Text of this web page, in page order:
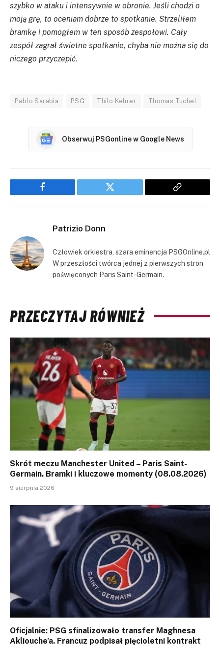
szybko w ataku i intensywnie w obronie. Jeśli chodzi o
moją grę, to oceniam dobrze to spotkanie. Strzeliłem
bramkę i pomogłem w ten sposób zespołowi. Cały
zespół zagrał świetne spotkanie, chyba nie można się do
niczego przyczepić.
Pablo Sarabia PSG Thilo Kehrer Thomas Tuchel
Obserwuj PSGonline w Google News
Facebook Twitter
Copy
Patrizio Donn
Człowiek orkiestra, szara eminencja PSGOnline.pl
W przeszłości twórca jednej z pierwszych stron
poświęconych Paris Saint-Germain.
PRZECZYTAJ RÓWNIEŻ
Skrót meczu Manchester United – Paris Saint-
Germain. Bramki i kluczowe momenty (08.08.2026)
9 sierpnia 2026
Oficjalnie: PSG sfinalizowało transfer Maghnesa
Akliouche’a. Francuz podpisał pięcioletni kontrakt